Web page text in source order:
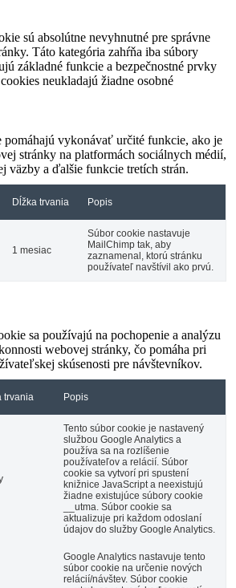
sú absolútne nevyhnutné pre správne
Táto kategória zahŕňa iba súbory
základné funkcie a bezpečnostné prvky
neukladajú žiadne osobné
pomáhajú vykonávať určité funkcie, ako je
stránky na platformách sociálnych médií,
väzby a ďalšie funkcie tretích strán.
Dĺžka trvania Popis
1 mesiac
Súbor cookie nastavuje
MailChimp tak, aby
zaznamenal, ktorú stránku
používateľ navštívil ako prvú.
sa používajú na pochopenie a analýzu
webovej stránky, čo pomáha pri
skúsenosti pre návštevníkov.
trvania Popis
Tento súbor cookie je nastavený
službou Google Analytics a
používa sa na rozlíšenie
používateľov a relácií. Súbor
cookie sa vytvorí pri spustení
knižnice JavaScript a neexistujú
žiadne existujúce súbory cookie
__utma. Súbor cookie sa
aktualizuje pri každom odoslaní
údajov do služby Google Analytics.
Google Analytics nastavuje tento
súbor cookie na určenie nových
relácií/návštev. Súbor cookie